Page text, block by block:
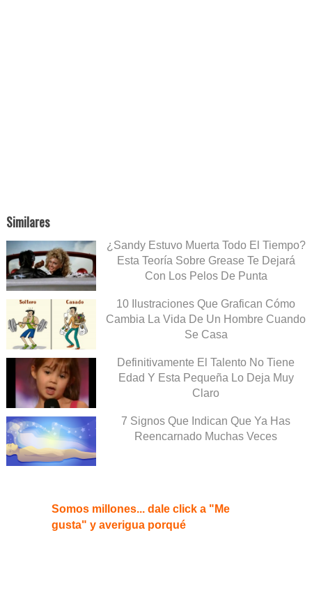
Similares
¿Sandy Estuvo Muerta Todo El Tiempo?
Esta Teoría Sobre Grease Te Dejará
Con Los Pelos De Punta
10 Ilustraciones Que Grafican Cómo
Cambia La Vida De Un Hombre Cuando
Se Casa
Definitivamente El Talento No Tiene
Edad Y Esta Pequeña Lo Deja Muy
Claro
7 Signos Que Indican Que Ya Has
Reencarnado Muchas Veces
Somos millones... dale click a "Me
gusta" y averigua porqué